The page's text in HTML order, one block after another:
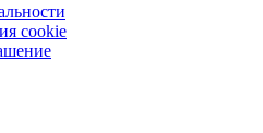
cookie